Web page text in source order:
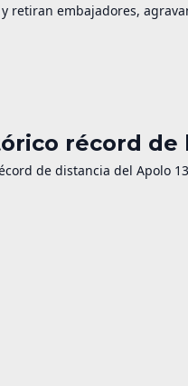
retiran embajadores,
récord de
de distancia del Apolo